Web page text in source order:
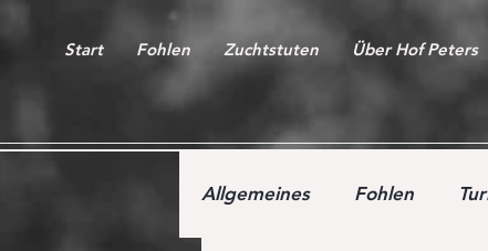
Start Fohlen Zuchtstuten Über Hof Peters
Allgemeines Fohlen